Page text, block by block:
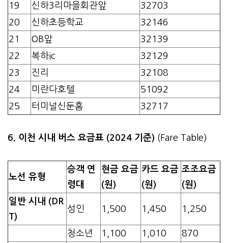
19
신하3리마을회관앞
32703
20
신하초등학교
32146
21
OB앞
32139
22
복하ic
32129
23
진리
32108
24
미란다호텔
51092
25
터미널신둔홈 32717
6. 이천 시내 버스 요금표 (2024 기준) (Fare Table)
노선 유형
승객 연
령대
현금 요금
(원)
카드 요금
(원)
조조요금
(원)
일반 시내 (DR
T)
성인 1,500 1,450 1,250
청소년 1,100 1,010 870